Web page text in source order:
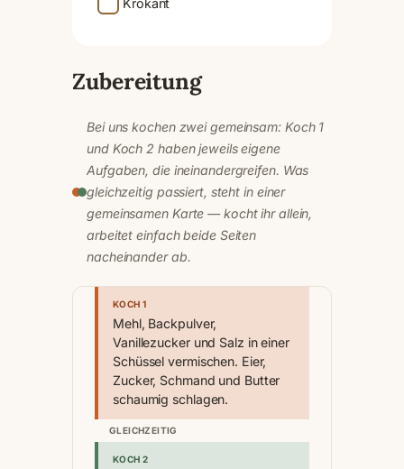
Krokant
Zubereitung
Bei uns kochen zwei gemeinsam: Koch 1
und Koch 2 haben jeweils eigene
Aufgaben, die ineinandergreifen. Was
gleichzeitig passiert, steht in einer
gemeinsamen Karte — kocht ihr allein,
arbeitet einfach beide Seiten
nacheinander ab.
KOCH 1
Mehl, Backpulver,
Vanillezucker und Salz in einer
Schüssel vermischen. Eier,
Zucker, Schmand und Butter
schaumig schlagen.
GLEICHZEITIG
KOCH 2